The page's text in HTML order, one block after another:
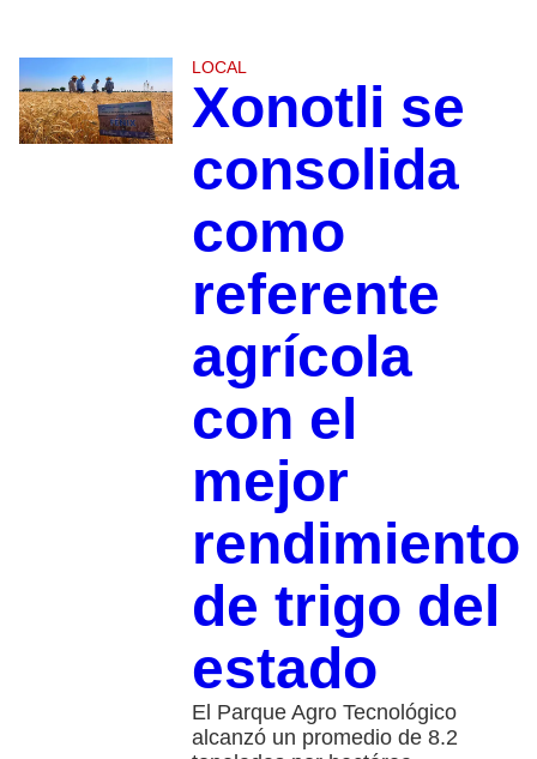
LOCAL
Xonotli se
consolida
como
referente
agrícola
con el
mejor
rendimiento
de trigo del
estado
El Parque Agro Tecnológico
alcanzó un promedio de 8.2